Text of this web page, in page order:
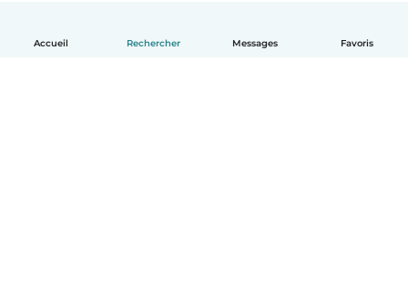
Accueil Rechercher Messages Favoris